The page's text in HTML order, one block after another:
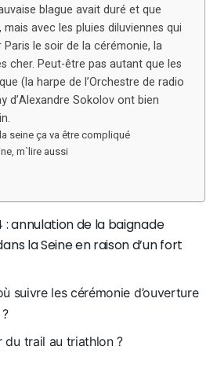
blague avait duré et que
avec les pluies diluviennes qui
le soir de la cérémonie, la
cher. Peut-être pas autant que les
(la harpe de l’Orchestre de radio
d’Alexandre Sokolov ont bien
seine ça va être compliqué
m`lire aussi
: annulation de la baignade
la Seine en raison d’un fort
suivre les cérémonie d’ouverture
du trail au triathlon ?